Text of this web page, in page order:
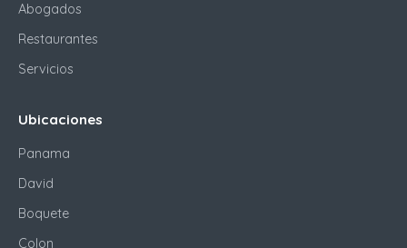
Abogados
Restaurantes
Servicios
Ubicaciones
Panama
David
Boquete
Colon